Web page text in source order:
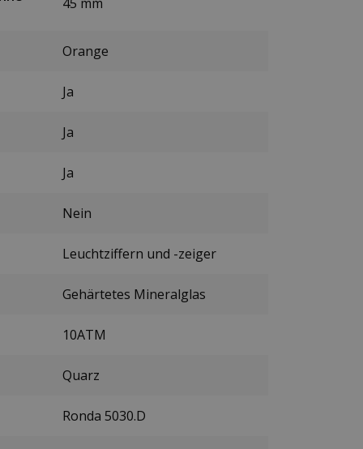
Orange
Ja
Ja
Ja
Nein
Leuchtziffern und -zeiger
Gehärtetes Mineralglas
10ATM
Quarz
Ronda 5030.D